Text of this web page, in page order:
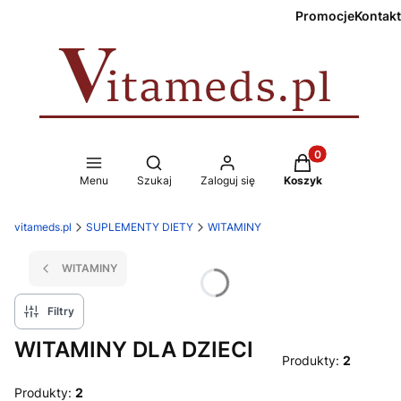
PromocjeKontakt
Menu
Otwórz wyszukiwarkę
Szukaj Zaloguj się
Produkty w
Koszyk
vitameds.pl SUPLEMENTY DIETY WITAMINY
WITAMINY
Filtry
WITAMINY DLA DZIECI Produkty: 2
Produkty: 2